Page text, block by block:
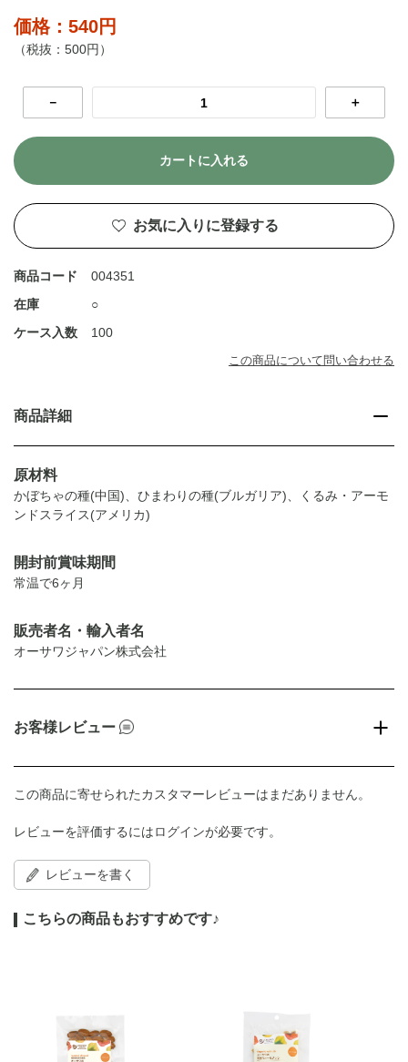
価格：540円
（税抜：500円）
－ ＋
カートに入れる
お気に入りに登録する
商品コード
004351
在庫
○
ケース入数
100
この商品について問い合わせる
商品詳細
原材料
かぼちゃの種(中国)、ひまわりの種(ブルガリア)、くるみ・アーモ
ンドスライス(アメリカ)
開封前賞味期間
常温で6ヶ月
販売者名・輸入者名
オーサワジャパン株式会社
お客様レビュー
この商品に寄せられたカスタマーレビューはまだありません。
レビューを評価するにはログインが必要です。
レビューを書く
こちらの商品もおすすめです♪